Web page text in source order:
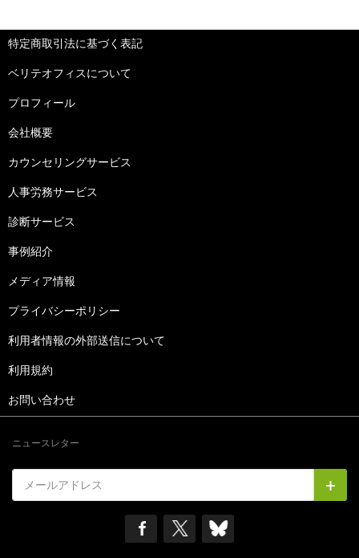
特定商取引法に基づく表記
ベリテオフィスについて
プロフィール
会社概要
カウンセリングサービス
人事労務サービス
診断サービス
事例紹介
メディア情報
プライバシーポリシー
利用者情報の外部送信について
利用規約
お問い合わせ
ニュースレター
メールアドレス
購読
See our Facebook
See our X See our Bluesky